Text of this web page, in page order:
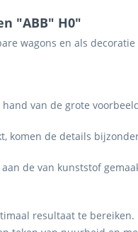
"ABB" H0"
wagons en als
van de grote
komen de details
de van kunststof
resultaat te